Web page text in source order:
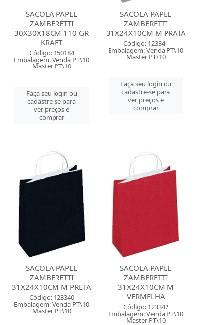
SACOLA PAPEL
ZAMBERETTI
30X30X18CM 110 GR
KRAFT
Código: 150184
Embalagem: Venda PT\10
Master PT\10
Faça seu login ou
cadastre-se para
ver preços e
comprar
SACOLA PAPEL
ZAMBERETTI
31X24X10CM M PRATA
Código: 123341
Embalagem: Venda PT\10
Master PT\10
Faça seu login ou
cadastre-se para
ver preços e
comprar
SACOLA PAPEL
ZAMBERETTI
31X24X10CM M PRETA
Código: 123340
Embalagem: Venda PT\10
Master PT\10
SACOLA PAPEL
ZAMBERETTI
31X24X10CM M
VERMELHA
Código: 123342
Embalagem: Venda PT\10
Master PT\10